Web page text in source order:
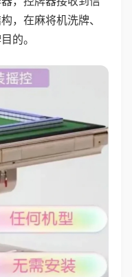
，在麻将机洗牌、
的。